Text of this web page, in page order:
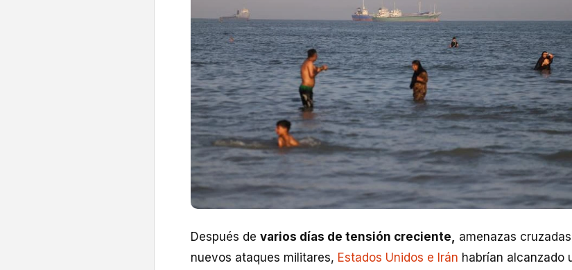
Después de varios días de tensión creciente, amenazas
nuevos ataques militares, Estados Unidos e Irán habrían alcanzado